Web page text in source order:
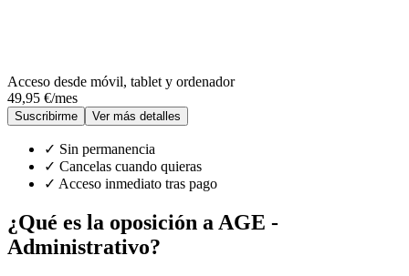
Acceso desde móvil, tablet y ordenador
49,95 €/mes
Suscribirme Ver más detalles
✓ Sin permanencia
✓ Cancelas cuando quieras
✓ Acceso inmediato tras pago
¿Qué es la oposición a AGE -
Administrativo?